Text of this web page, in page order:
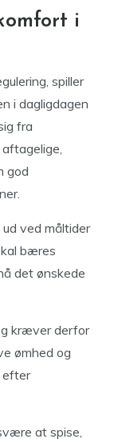
i
spiller
i dagligdagen
fra
god
ved måltider
bæres
det ønskede
kræver derfor
ømhed og
efter
at spise,